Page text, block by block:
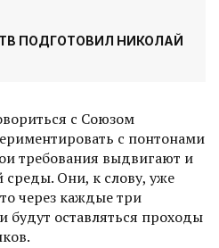
ПОДГОТОВИЛ НИКОЛАЙ
с Союзом
с понтонами
требования выдвигают и
Они, к слову, уже
через каждые три
будут оставляться проходы